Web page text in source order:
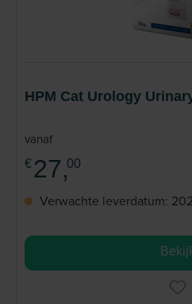
HPM Cat Urology
vanaf
€ 27,00
Verwachte leverdatum: